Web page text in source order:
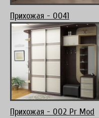
Прихожая - 0041
Прихожая - 002 Pr Mod